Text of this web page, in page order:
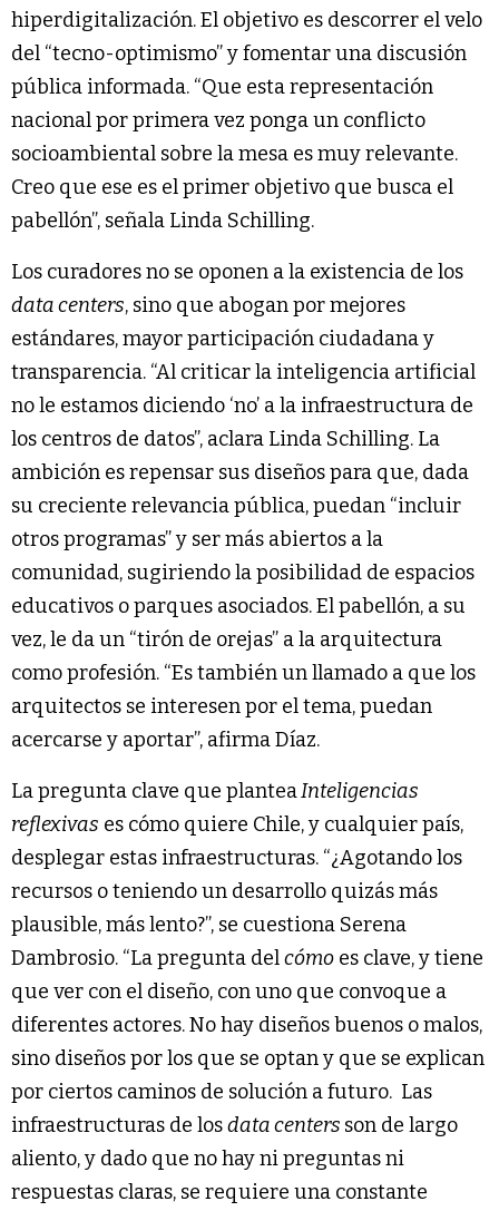
hiperdigitalización. El objetivo es descorrer el velo
del “tecno-optimismo” y fomentar una discusión
pública informada. “Que esta representación
nacional por primera vez ponga un conflicto
socioambiental sobre la mesa es muy relevante.
Creo que ese es el primer objetivo que busca el
pabellón”, señala Linda Schilling.
Los curadores no se oponen a la existencia de los
data centers, sino que abogan por mejores
estándares, mayor participación ciudadana y
transparencia. “Al criticar la inteligencia artificial
no le estamos diciendo ‘no’ a la infraestructura de
los centros de datos”, aclara Linda Schilling. La
ambición es repensar sus diseños para que, dada
su creciente relevancia pública, puedan “incluir
otros programas” y ser más abiertos a la
comunidad, sugiriendo la posibilidad de espacios
educativos o parques asociados. El pabellón, a su
vez, le da un “tirón de orejas” a la arquitectura
como profesión. “Es también un llamado a que los
arquitectos se interesen por el tema, puedan
acercarse y aportar”, afirma Díaz.
La pregunta clave que planteaInteligencias
reflexivas es cómo quiere Chile, y cualquier país,
desplegar estas infraestructuras. “¿Agotando los
recursos o teniendo un desarrollo quizás más
plausible, más lento?”, se cuestiona Serena
Dambrosio. “La pregunta delcómo es clave, y tiene
que ver con el diseño, con uno que convoque a
diferentes actores. No hay diseños buenos o malos,
sino diseños por los que se optan y que se explican
por ciertos caminos de solución a futuro. Las
infraestructuras de losdata centers son de largo
aliento, y dado que no hay ni preguntas ni
respuestas claras, se requiere una constante